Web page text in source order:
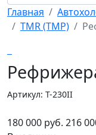
Главная
TMR (ТМР)
Артикул: Т-230II
180 000 руб. 216